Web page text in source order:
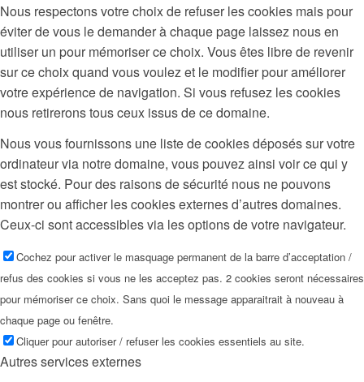
Nous respectons votre choix de refuser les cookies mais pour
éviter de vous le demander à chaque page laissez nous en
utiliser un pour mémoriser ce choix. Vous êtes libre de revenir
sur ce choix quand vous voulez et le modifier pour améliorer
votre expérience de navigation. Si vous refusez les cookies
nous retirerons tous ceux issus de ce domaine.
Nous vous fournissons une liste de cookies déposés sur votre
ordinateur via notre domaine, vous pouvez ainsi voir ce qui y
est stocké. Pour des raisons de sécurité nous ne pouvons
montrer ou afficher les cookies externes d’autres domaines.
Ceux-ci sont accessibles via les options de votre navigateur.
Cochez pour activer le masquage permanent de la barre d’acceptation /
refus des cookies si vous ne les acceptez pas. 2 cookies seront nécessaires
pour mémoriser ce choix. Sans quoi le message apparaitrait à nouveau à
chaque page ou fenêtre.
Cliquer pour autoriser / refuser les cookies essentiels au site.
Autres services externes